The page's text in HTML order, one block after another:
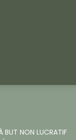
BUT NON LUCRATIF